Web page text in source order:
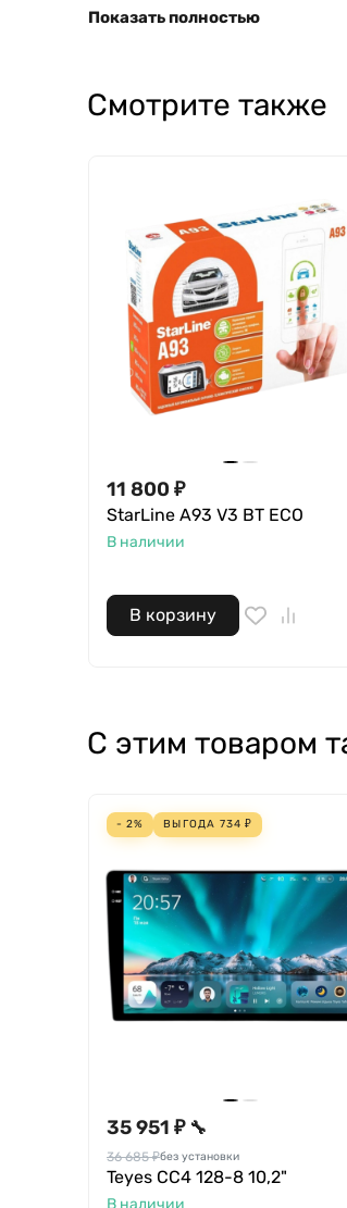
Показать полностью
Смотрите также
11 800 ₽
StarLine A93 V3 BT ECO
В наличии
В корзину
С этим товаром
- 2% ВЫГОДА 734 ₽
35 951 ₽ 🔧
36 685 ₽без установки
Teyes CC4 128-8 10,2"
В наличии